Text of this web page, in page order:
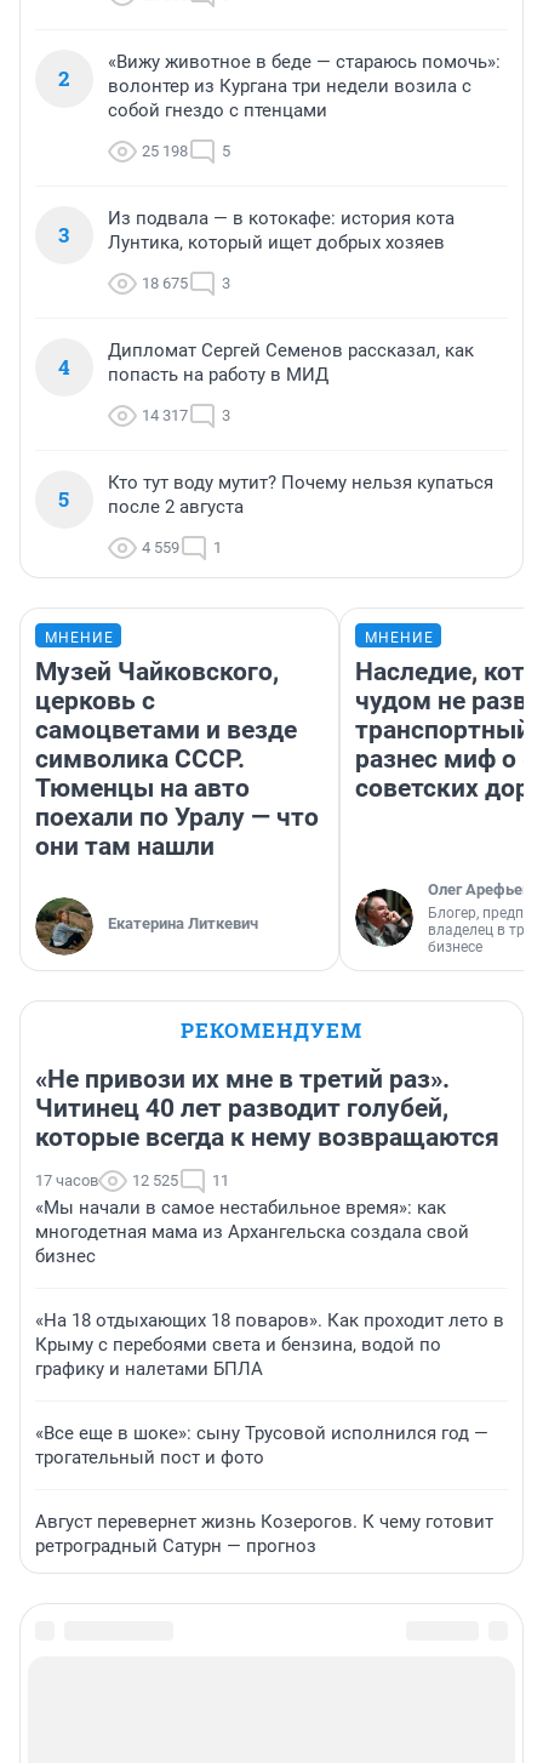
2
«Вижу животное в беде — стараюсь помочь»:
волонтер из Кургана три недели возила с
собой гнездо с птенцами
25 198 5
3
Из подвала — в котокафе: история кота
Лунтика, который ищет добрых хозяев
18 675 3
4
Дипломат Сергей Семенов рассказал, как
попасть на работу в МИД
14 317 3
5
Кто тут воду мутит? Почему нельзя купаться
после 2 августа
4 559 1
МНЕНИЕ
Музей Чайковского,
церковь с
самоцветами и везде
символика СССР.
Тюменцы на авто
поехали по Уралу — что
они там нашли
Екатерина Литкевич
МНЕНИЕ
Наследие,
чудом не
транспортный
разнес миф о
советских
Олег Арефьев
Блогер,
владелец в
бизнесе
РЕКОМЕНДУЕМ
«Не привози их мне в третий раз».
Читинец 40 лет разводит голубей,
которые всегда к нему возвращаются
17 часов 12 525 11
«Мы начали в самое нестабильное время»: как
многодетная мама из Архангельска создала свой
бизнес
«На 18 отдыхающих 18 поваров». Как проходит лето в
Крыму с перебоями света и бензина, водой по
графику и налетами БПЛА
«Все еще в шоке»: сыну Трусовой исполнился год —
трогательный пост и фото
Август перевернет жизнь Козерогов. К чему готовит
ретроградный Сатурн — прогноз